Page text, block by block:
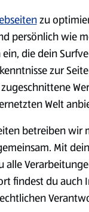
€ 1,29 €
Sortiment.
zu
persönlich wie
die dein
zur
Welt
betreiben
Mit
alle
findest du auch